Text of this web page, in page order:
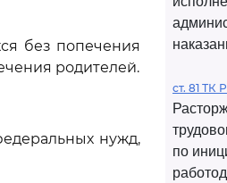
без попечения
родителей.
нужд,
ст. 81 ТК
по